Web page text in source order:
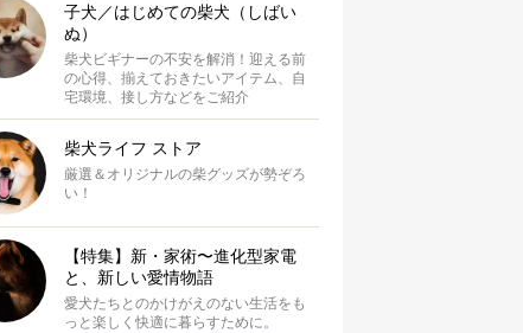
子犬／はじめての柴犬（しばい
ぬ）
柴犬ビギナーの不安を解消！迎える前
の心得、揃えておきたいアイテム、自
宅環境、接し方などをご紹介
柴犬ライフ ストア
厳選＆オリジナルの柴グッズが勢ぞろ
い！
【特集】新・家術〜進化型家電
と、新しい愛情物語
愛犬たちとのかけがえのない生活をも
っと楽しく快適に暮らすために。